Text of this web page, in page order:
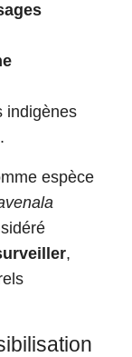
indigènes
espèce
,